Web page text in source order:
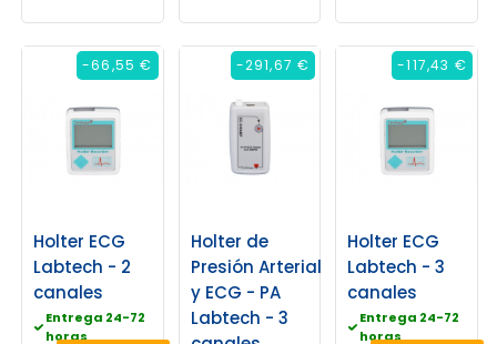
Holter ECG
Labtech - 2
canales
Entrega 24-72
horas
-66,55 €
Holter de
Presión Arterial
y ECG - PA
Labtech - 3
-291,67 €
Holter ECG
Labtech - 3
canales
Entrega 24-72
horas
-117,43 €